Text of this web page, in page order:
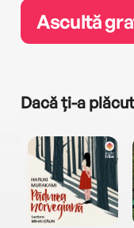
Ascultă
Dacă ți-a